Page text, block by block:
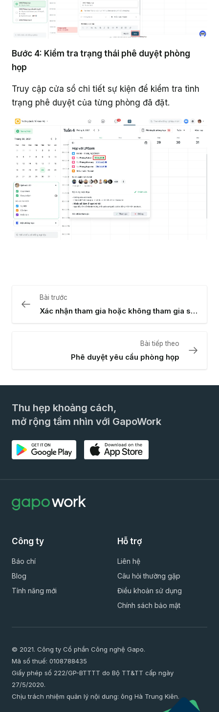
Bước 4: Kiểm tra trạng thái phê duyệt phòng
họp
Truy cập cửa sổ chi tiết sự kiện để kiểm tra tình
trạng phê duyệt của từng phòng đã đặt.
Bài trước
Xác nhận tham gia hoặc không tham gia sự kiện
Bài tiếp theo
Phê duyệt yêu cầu phòng họp
Thu hẹp khoảng cách,
mở rộng tầm nhìn với GapoWork
Công ty
Báo chí
Blog
Tính năng mới
Hỗ trợ
Liên hệ
Câu hỏi thường gặp
Điều khoản sử dụng
Chính sách bảo mật
© 2021. Công ty Cổ phần Công nghệ Gapo.
Mã số thuế: 0108788435
Giấy phép số 222/GP-BTTTT do Bộ TT&TT cấp ngày
27/5/2020.
Chịu trách nhiệm quản lý nội dung: ông Hà Trung Kiên.